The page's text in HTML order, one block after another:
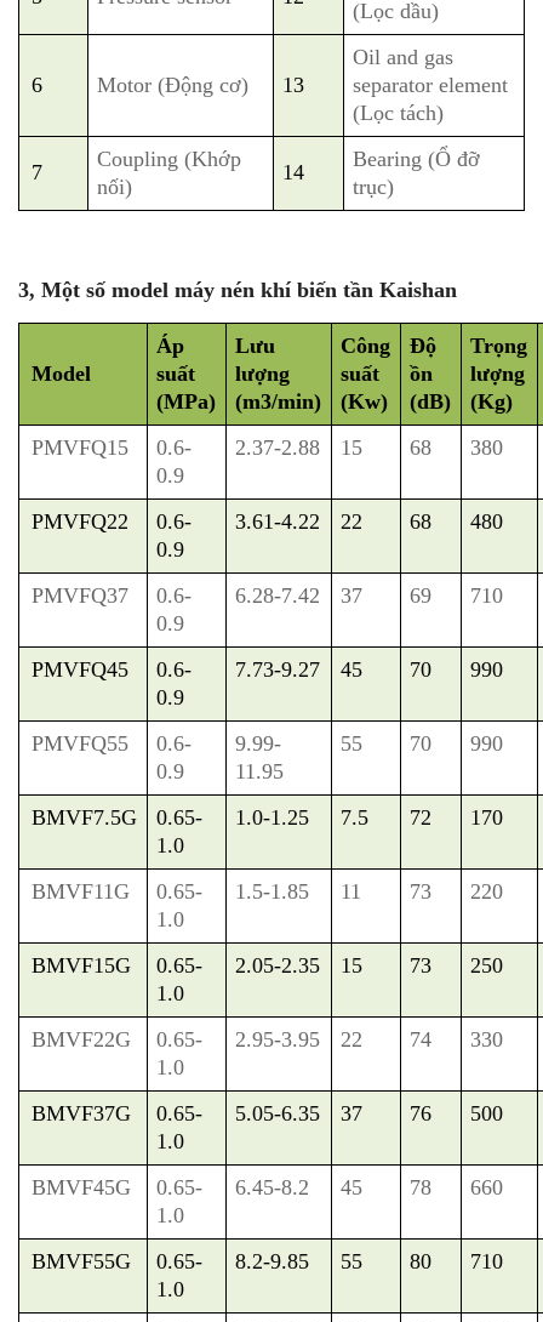
(Lọc dầu)
6 Motor (Động cơ) 13
Oil and gas
separator element
(Lọc tách)
7
Coupling (Khớp
nối)
14
Bearing (Ổ đỡ
trục)
3, Một số model máy nén khí biến tần Kaishan
Model
Áp
suất
(MPa)
Lưu
lượng
(m3/min)
Công
suất
(Kw)
Độ
ồn
(dB)
Trọng
lượng
(Kg)
PMVFQ15
0.6-
0.9
2.37-2.88 15 68 380
PMVFQ22
0.6-
0.9
3.61-4.22 22 68 480
PMVFQ37
0.6-
0.9
6.28-7.42 37 69 710
PMVFQ45
0.6-
0.9
7.73-9.27 45 70 990
PMVFQ55
0.6-
0.9
9.99-
11.95
55 70 990
BMVF7.5G
0.65-
1.0
1.0-1.25 7.5 72 170
BMVF11G
0.65-
1.0
1.5-1.85 11 73 220
BMVF15G
0.65-
1.0
2.05-2.35 15 73 250
BMVF22G
0.65-
1.0
2.95-3.95 22 74 330
BMVF37G
0.65-
1.0
5.05-6.35 37 76 500
BMVF45G
0.65-
1.0
6.45-8.2 45 78 660
BMVF55G
0.65-
1.0
8.2-9.85 55 80 710